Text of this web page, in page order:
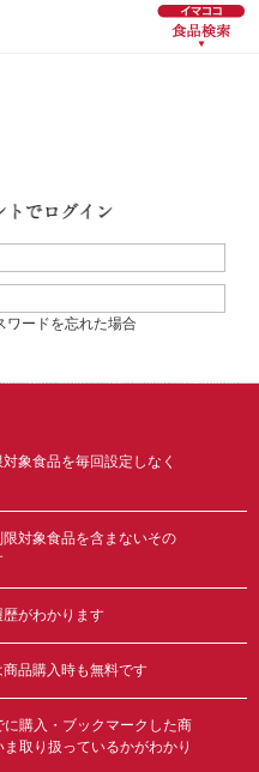
ワードを忘れた場合
象食品を毎回設定しなく
対象食品を含まないその
がわかります
品購入時も無料です
購入・ブックマークした商
取り扱っているかがわかり